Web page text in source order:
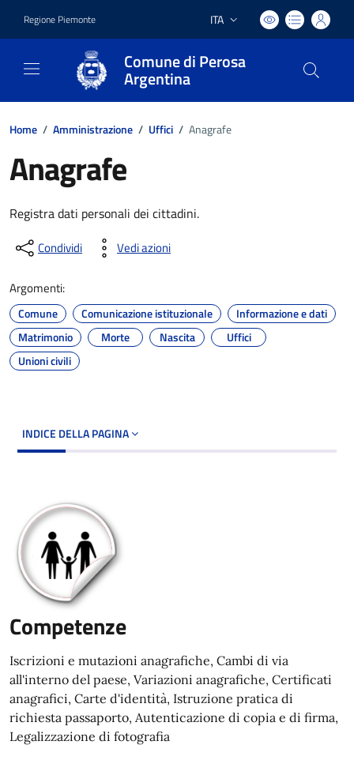
Regione Piemonte Lingua attiva:
ITA
Comune di Perosa
Argentina
Home / Amministrazione / Uffici / Anagrafe
Anagrafe
Registra dati personali dei cittadini.
Condividi Vedi azioni
Argomenti:
Comune Comunicazione istituzionale
Informazione e dati
Matrimonio
Morte Nascita
Uffici
Unioni civili
INDICE DELLA PAGINA
Competenze
Iscrizioni e mutazioni anagrafiche, Cambi di via
all'interno del paese, Variazioni anagrafiche, Certificati
anagrafici, Carte d'identità, Istruzione pratica di
richiesta passaporto, Autenticazione di copia e di firma,
Legalizzazione di fotografia